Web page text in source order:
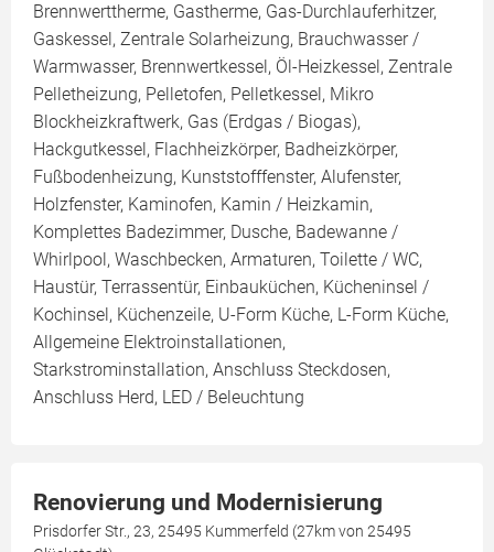
Brennwerttherme, Gastherme, Gas-Durchlauferhitzer,
Gaskessel, Zentrale Solarheizung, Brauchwasser /
Warmwasser, Brennwertkessel, Öl-Heizkessel, Zentrale
Pelletheizung, Pelletofen, Pelletkessel, Mikro
Blockheizkraftwerk, Gas (Erdgas / Biogas),
Hackgutkessel, Flachheizkörper, Badheizkörper,
Fußbodenheizung, Kunststofffenster, Alufenster,
Holzfenster, Kaminofen, Kamin / Heizkamin,
Komplettes Badezimmer, Dusche, Badewanne /
Whirlpool, Waschbecken, Armaturen, Toilette / WC,
Haustür, Terrassentür, Einbauküchen, Kücheninsel /
Kochinsel, Küchenzeile, U-Form Küche, L-Form Küche,
Allgemeine Elektroinstallationen,
Starkstrominstallation, Anschluss Steckdosen,
Anschluss Herd, LED / Beleuchtung
Renovierung und Modernisierung
Prisdorfer Str., 23, 25495 Kummerfeld (27km von 25495